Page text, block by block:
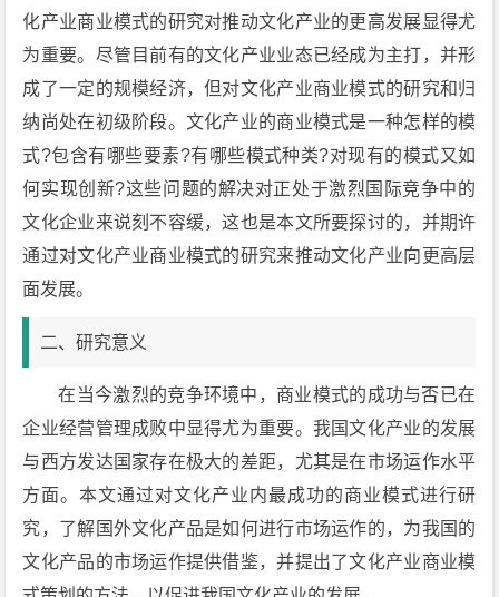
化产业商业模式的研究对推动文化产业的更高发展显得尤
为重要。尽管目前有的文化产业业态已经成为主打，并形
成了一定的规模经济，但对文化产业商业模式的研究和归
纳尚处在初级阶段。文化产业的商业模式是一种怎样的模
式?包含有哪些要素?有哪些模式种类?对现有的模式又如
何实现创新?这些问题的解决对正处于激烈国际竞争中的
文化企业来说刻不容缓，这也是本文所要探讨的，并期许
通过对文化产业商业模式的研究来推动文化产业向更高层
面发展。
二、研究意义
在当今激烈的竞争环境中，商业模式的成功与否已在
企业经营管理成败中显得尤为重要。我国文化产业的发展
与西方发达国家存在极大的差距，尤其是在市场运作水平
方面。本文通过对文化产业内最成功的商业模式进行研
究，了解国外文化产品是如何进行市场运作的，为我国的
文化产品的市场运作提供借鉴，并提出了文化产业商业模